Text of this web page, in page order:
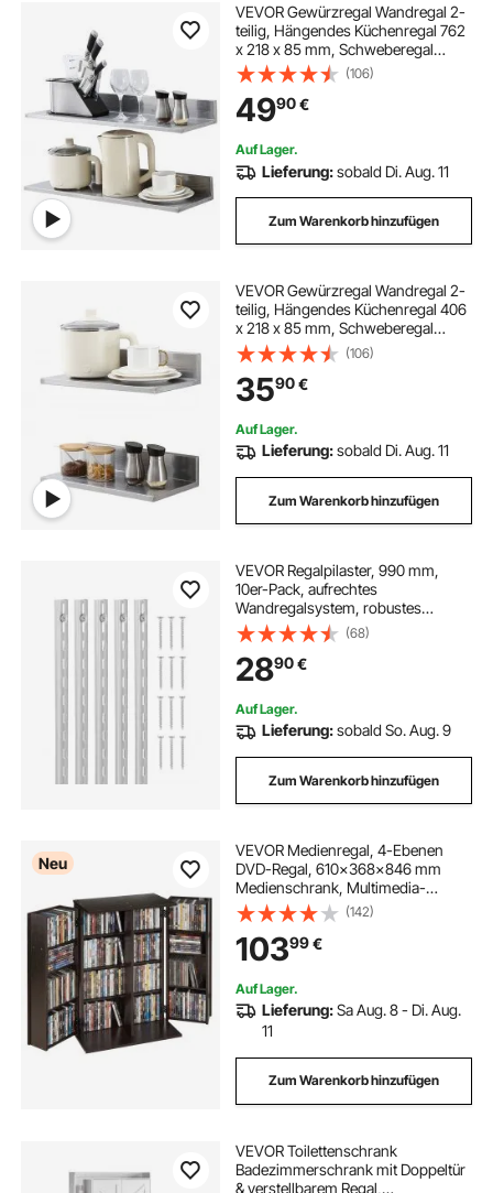
VEVOR Gewürzregal Wandregal 2-
teilig, Hängendes Küchenregal 762
x 218 x 85 mm, Schweberegal
Edelstahl 20 kg Belastbar,
Regalbrett Wandboard Gewürzregal
Geeignet für Küchen, Restaurants,
Hotels usw.
(106)
4990€
Auf Lager.
Lieferung:sobald Di. Aug. 11
Zum Warenkorb hinzufügen
VEVOR Gewürzregal Wandregal 2-
teilig, Hängendes Küchenregal 406
x 218 x 85 mm, Schweberegal
Edelstahl 20 kg Belastbar,
Regalbrett Wandboard Gewürzregal
Geeignet für Küchen, Restaurants,
Hotels usw.
(106)
3590€
Auf Lager.
Lieferung:sobald Di. Aug. 11
Zum Warenkorb hinzufügen
VEVOR Regalpilaster, 990 mm,
10er-Pack, aufrechtes
Wandregalsystem, robustes
Stützsystem mit Einzelschlitz-
Regalschienen, 40 Schrauben,
geeignet für die Organisation von
Schränken, silber
(68)
2890€
Auf Lager.
Lieferung:sobald So. Aug. 9
Zum Warenkorb hinzufügen
Neu
VEVOR Medienregal, 4-Ebenen
DVD-Regal, 610x368x846 mm
Medienschrank, Multimedia-
Aufbewahrung für CDs, DVDs,
Bücher, Spiele, CD-Regal für
Wohnzimmer, Homeoffice,
Aufnahmeraum, Braun
(142)
10399€
Auf Lager.
Lieferung:Sa Aug. 8 - Di. Aug.
11
Zum Warenkorb hinzufügen
VEVOR Toilettenschrank
Badezimmerschrank mit Doppeltür
& verstellbarem Regal,